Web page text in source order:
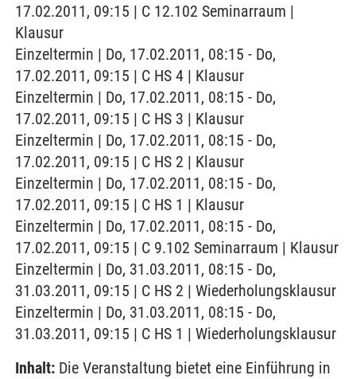
17.02.2011, 09:15 | C 12.102 Seminarraum |
Klausur
Einzeltermin | Do, 17.02.2011, 08:15 - Do,
17.02.2011, 09:15 | C HS 4 | Klausur
Einzeltermin | Do, 17.02.2011, 08:15 - Do,
17.02.2011, 09:15 | C HS 3 | Klausur
Einzeltermin | Do, 17.02.2011, 08:15 - Do,
17.02.2011, 09:15 | C HS 2 | Klausur
Einzeltermin | Do, 17.02.2011, 08:15 - Do,
17.02.2011, 09:15 | C HS 1 | Klausur
Einzeltermin | Do, 17.02.2011, 08:15 - Do,
17.02.2011, 09:15 | C 9.102 Seminarraum | Klausur
Einzeltermin | Do, 31.03.2011, 08:15 - Do,
31.03.2011, 09:15 | C HS 2 | Wiederholungsklausur
Einzeltermin | Do, 31.03.2011, 08:15 - Do,
31.03.2011, 09:15 | C HS 1 | Wiederholungsklausur
Inhalt: Die Veranstaltung bietet eine Einführung in